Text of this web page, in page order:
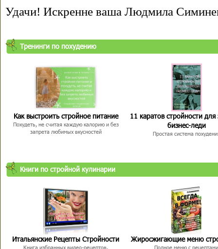
Удачи! Искренне ваша Людмила
Тренинги по похудению
Как выстроить стройное питание
Похудеть, не считая каждую калорию и без
запрета любимых вкусностей
11 каратов стройности для
бизнес-леди
Простая система
Книги по стройной кулинарии
Итальянские Рецепты Стройности
Книга избранных видео-рецептов,
Жиросжигающие меню
Полное меню с рецептами